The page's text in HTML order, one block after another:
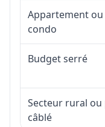
Appartement ou
condo
Budget serré
Secteur rural ou
câblé